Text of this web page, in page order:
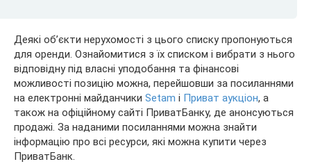
Деякі об’єкти нерухомості з цього списку пропонуються
для оренди. Ознайомитися з їх списком і вибрати з нього
відповідну під власні уподобання та фінансові
можливості позицію можна, перейшовши за посиланнями
на електронні майданчики Setam і Приват аукціон, а
також на офіційному сайті ПриватБанку, де анонсуються
продажі. За наданими посиланнями можна знайти
інформацію про всі ресурси, які можна купити через
ПриватБанк.